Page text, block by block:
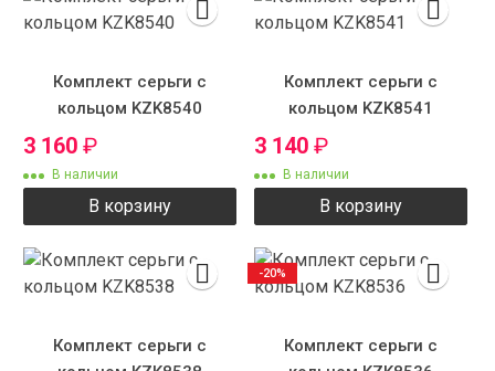
Комплект серьги с
кольцом KZK8540
3 160 ₽
В наличии
В корзину
Комплект серьги с
кольцом KZK8541
3 140 ₽
В наличии
В корзину
Комплект серьги с
Комплект серьги с
-20%